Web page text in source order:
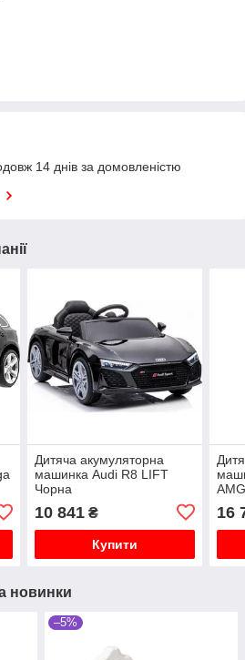
14 днів за домовленістю
Дитяча акумуляторна
машинка Audi R8 LIFT
Чорна
10 841₴
Купити
16
новинки
–5%